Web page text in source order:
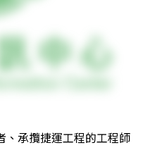
、承攬捷運工程的工程師